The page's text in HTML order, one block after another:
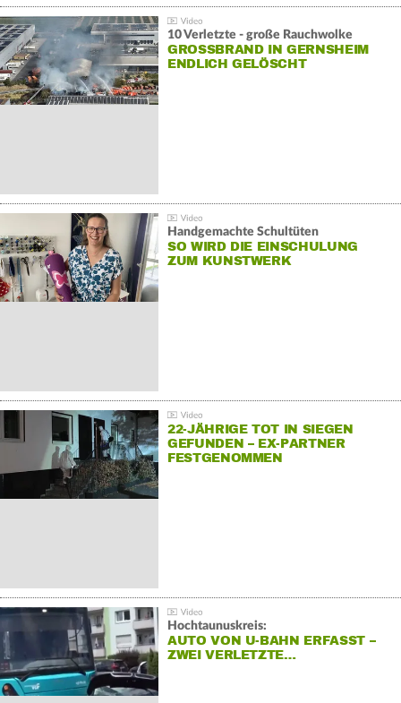
10 Verletzte - große Rauchwolke
GROSSBRAND IN GERNSHEIM E
NDLICH GELÖSCHT
Handgemachte Schultüten
SO WIRD DIE EINSCHULUNG
ZUM KUNSTWERK
22-JÄHRIGE TOT IN SIEGEN
GEFUNDEN – EX-PARTNER
FESTGENOMMEN
Hochtaunuskreis:
AUTO VON U-BAHN ERFASST –
ZWEI VERLETZTE…